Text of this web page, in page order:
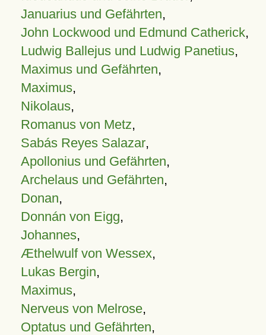
Januarius und Gefährten,
John Lockwood und Edmund Catherick,
Ludwig Ballejus und Ludwig Panetius,
Maximus und Gefährten,
Maximus,
Nikolaus,
Romanus von Metz,
Sabás Reyes Salazar,
Apollonius und Gefährten,
Archelaus und Gefährten,
Donan,
Donnán von Eigg,
Johannes,
Æthelwulf von Wessex,
Lukas Bergin,
Maximus,
Nerveus von Melrose,
Optatus und Gefährten,